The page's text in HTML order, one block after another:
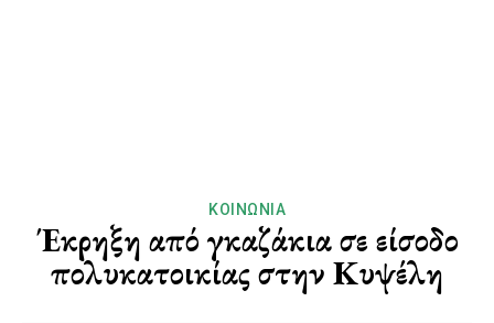
ΚΟΙΝΩΝΊΑ
Έκρηξη από γκαζάκια σε είσοδο
πολυκατοικίας στην Κυψέλη